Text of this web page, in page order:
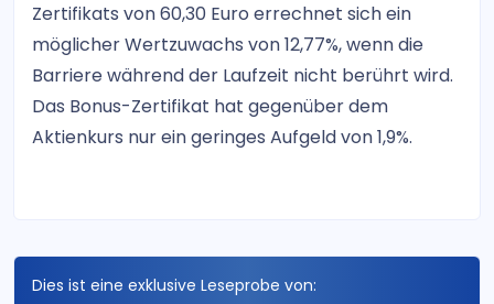
Zertifikats von 60,30 Euro errechnet sich ein
möglicher Wertzuwachs von 12,77%, wenn die
Barriere während der Laufzeit nicht berührt wird.
Das Bonus-Zertifikat hat gegenüber dem
Aktienkurs nur ein geringes Aufgeld von 1,9%.
Dies ist eine exklusive Leseprobe von: